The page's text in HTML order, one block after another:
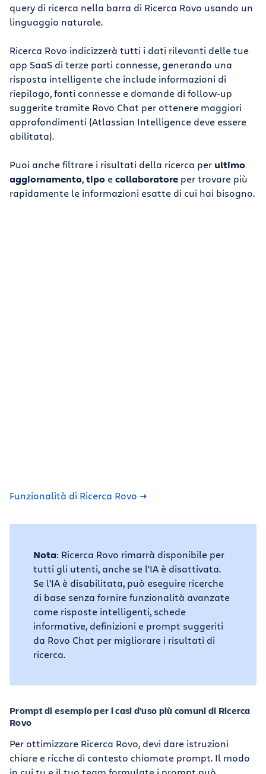
query di ricerca nella barra di Ricerca Rovo usando un
linguaggio naturale.
Ricerca Rovo indicizzerà tutti i dati rilevanti delle tue
app SaaS di terze parti connesse, generando una
risposta intelligente che include informazioni di
riepilogo, fonti connesse e domande di follow-up
suggerite tramite Rovo Chat per ottenere maggiori
approfondimenti (Atlassian Intelligence deve essere
abilitata).
Puoi anche filtrare i risultati della ricerca per ultimo
aggiornamento,tipo ecollaboratore per trovare più
rapidamente le informazioni esatte di cui hai bisogno.
Funzionalità di Ricerca Rovo
Nota: Ricerca Rovo rimarrà disponibile per
tutti gli utenti, anche se l'IA è disattivata.
Se l'IA è disabilitata, può eseguire ricerche
di base senza fornire funzionalità avanzate
come risposte intelligenti, schede
informative, definizioni e prompt suggeriti
da Rovo Chat per migliorare i risultati di
ricerca.
Prompt di esempio per i casi d'uso più comuni di Ricerca
Rovo
Per ottimizzare Ricerca Rovo, devi dare istruzioni
chiare e ricche di contesto chiamate prompt. Il modo